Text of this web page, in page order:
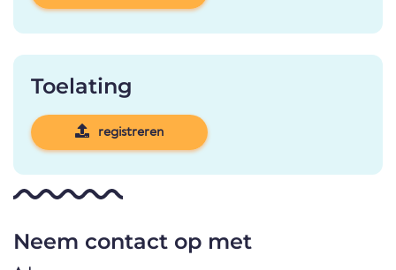
Toelating
registreren
Neem contact op met